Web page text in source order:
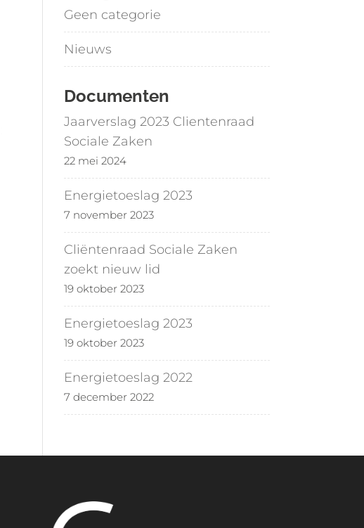
Geen categorie
Nieuws
Documenten
Jaarverslag 2023 Clientenraad
Sociale Zaken
22 mei 2024
Energietoeslag 2023
7 november 2023
Cliëntenraad Sociale Zaken
zoekt nieuw lid
19 oktober 2023
Energietoeslag 2023
19 oktober 2023
Energietoeslag 2022
7 december 2022